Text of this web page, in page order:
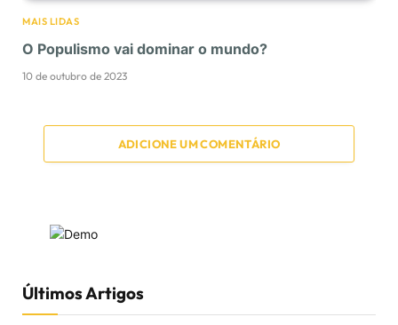
MAIS LIDAS
O Populismo vai dominar o mundo?
10 de outubro de 2023
ADICIONE UM COMENTÁRIO
Últimos Artigos